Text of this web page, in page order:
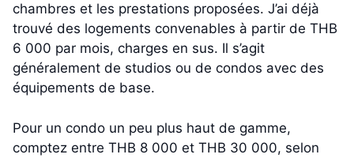
chambres et les prestations proposées. J’ai déjà
trouvé des logements convenables à partir de THB
6 000 par mois, charges en sus. Il s’agit
généralement de studios ou de condos avec des
équipements de base.
Pour un condo un peu plus haut de gamme,
comptez entre THB 8 000 et THB 30 000, selon